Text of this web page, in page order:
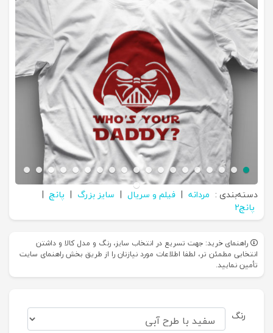
دسته‌بندی : مردانه | فیلم و سریال | سایز بزرگ | پانچ |
پانچ2
راهنمای خرید: جهت تسریع در انتخاب سایز، رنگ و مدل کالا و داشتن
انتخابی مطمئن تر، لطفا اطلاعات مورد نیازتان را از طریق بخش راهنمای سایت
تأمین نمایید.
رنگ